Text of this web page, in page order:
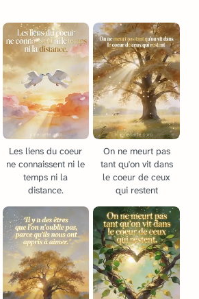
Les liens du coeur
ne connaissent ni le
temps ni la
distance.
On ne meurt pas
tant qu'on vit dans
le coeur de ceux
qui restent